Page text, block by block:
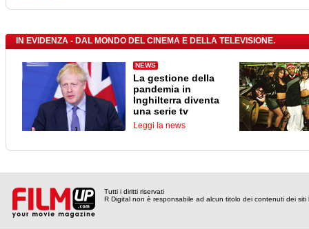
IN EVIDENZA - DAL MONDO DEL CINEMA E DELLA TELEVISIONE.
NEWS
La gestione della
pandemia in
Inghilterra diventa
una serie tv
Leggi la news
Tutti i diritti riservati
R Digital non è responsabile ad alcun titolo dei contenuti dei siti